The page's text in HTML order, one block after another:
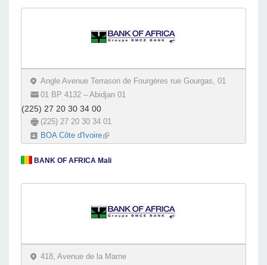
Angle Avenue Terrason de Fourgères rue Gourgas, 01
01 BP 4132 – Abidjan 01
(225) 27 20 30 34 00
(225) 27 20 30 34 01
BOA Côte d'Ivoire(link is external)
BANK OF AFRICA Mali
418, Avenue de la Marne